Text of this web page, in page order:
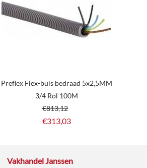
Preflex Flex-buis bedraad 5x2,5MM
3/4 Rol 100M
€813,12
€313,03
Vakhandel Janssen